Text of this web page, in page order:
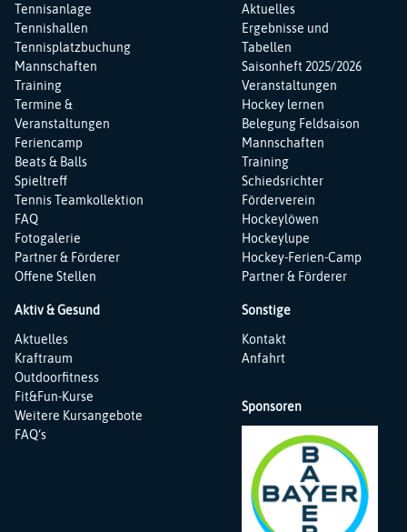
Tennisanlage
Tennishallen
Tennisplatzbuchung
Mannschaften
Training
Termine &
Veranstaltungen
Feriencamp
Beats & Balls
Spieltreff
Tennis Teamkollektion
FAQ
Fotogalerie
Partner & Förderer
Offene Stellen
Aktuelles
Ergebnisse und
Tabellen
Saisonheft 2025/2026
Veranstaltungen
Hockey lernen
Belegung Feldsaison
Mannschaften
Training
Schiedsrichter
Förderverein
Hockeylöwen
Hockeylupe
Hockey-Ferien-Camp
Partner & Förderer
Aktiv & Gesund
Navigation
überspringen
Aktuelles
Kraftraum
Outdoorfitness
Fit&Fun-Kurse
Weitere Kursangebote
FAQ‘s
Sonstige
Navigation
überspringen
Kontakt
Anfahrt
Sponsoren